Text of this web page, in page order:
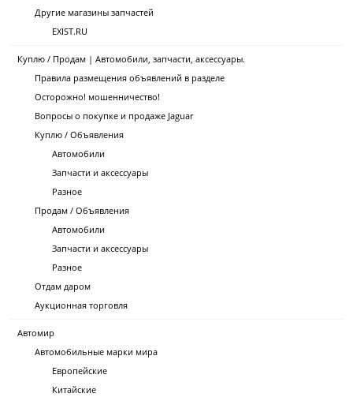
Другие магазины запчастей
EXIST.RU
Куплю / Продам | Автомобили, запчасти, аксессуары.
Правила размещения объявлений в разделе
Осторожно! мошенничество!
Вопросы о покупке и продаже Jaguar
Куплю / Объявления
Автомобили
Запчасти и аксессуары
Разное
Продам / Объявления
Автомобили
Запчасти и аксессуары
Разное
Отдам даром
Аукционная торговля
Автомир
Автомобильные марки мира
Европейские
Китайские